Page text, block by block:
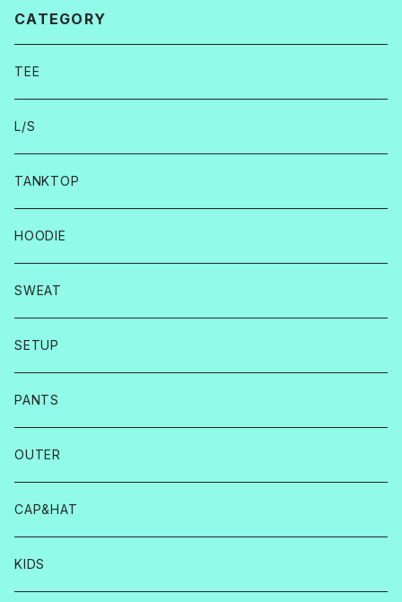
CATEGORY
TEE
L/S
TANKTOP
HOODIE
SWEAT
SETUP
PANTS
OUTER
CAP&HAT
KIDS